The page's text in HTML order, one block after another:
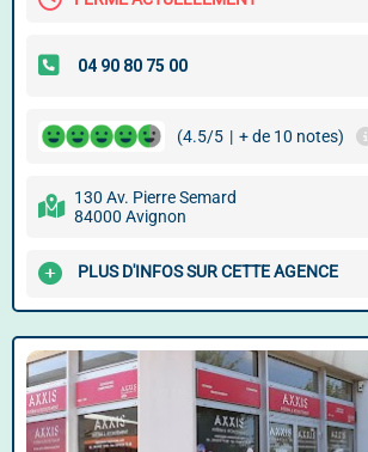
(4.5/5 | + de 10 notes)
130 Av. Pierre Semard
84000 Avignon
PLUS D'INFOS SUR CETTE AGENCE